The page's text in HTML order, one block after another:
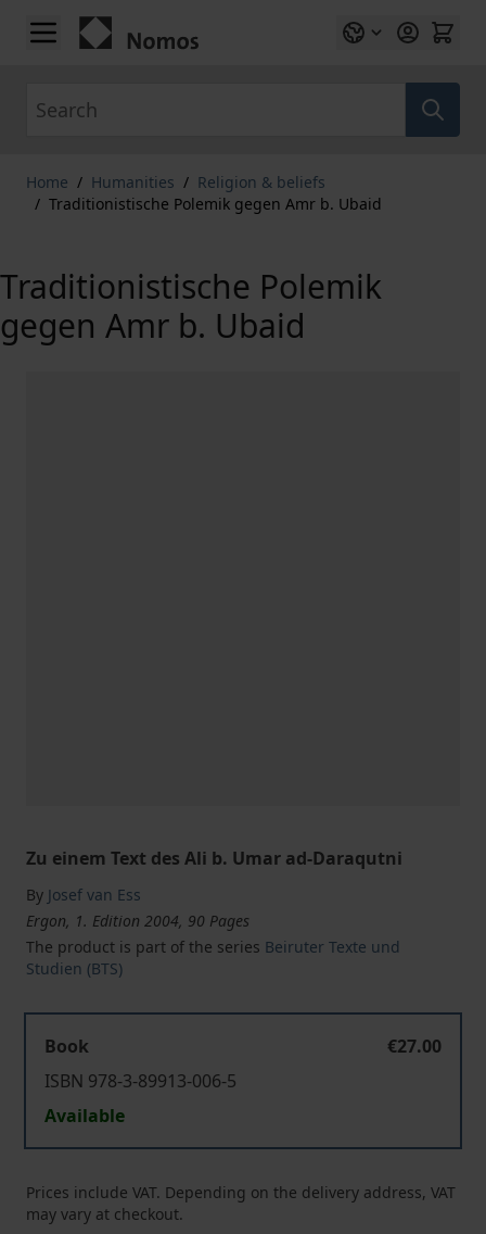
Skip to Content
Home / Humanities / Religion & beliefs
/ Traditionistische Polemik gegen Amr b. Ubaid
Traditionistische Polemik
gegen Amr b. Ubaid
Zu einem Text des Ali b. Umar ad-Daraqutni
By Josef van Ess
Ergon, 1. Edition 2004, 90 Pages
The product is part of the series Beiruter Texte und
Studien (BTS)
Book
€27.00
ISBN 978-3-89913-006-5
Available
Prices include VAT. Depending on the delivery address, VAT
may vary at checkout.